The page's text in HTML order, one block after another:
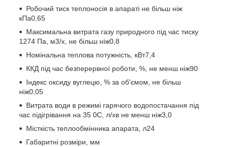
Робочий тиск теплоносія в апараті не більш ніж
кПа0,65
Максимальна витрата газу природного під час тиску
1274 Па, м3/х, не більш ніж0,8
Номінальна теплова потужність, кВт7,4
ККД під час безперервної роботи, %, не менш ніж90
Індекс оксиду вуглецю, % за об'ємом, не більш
ніж0,05
Витрата води в режимі гарячого водопостачання під
час підігрівання на 35 0С, л/хв не менш ніж3,0
Місткість теплообмінника апарата, л24
Габаритні розміри, мм